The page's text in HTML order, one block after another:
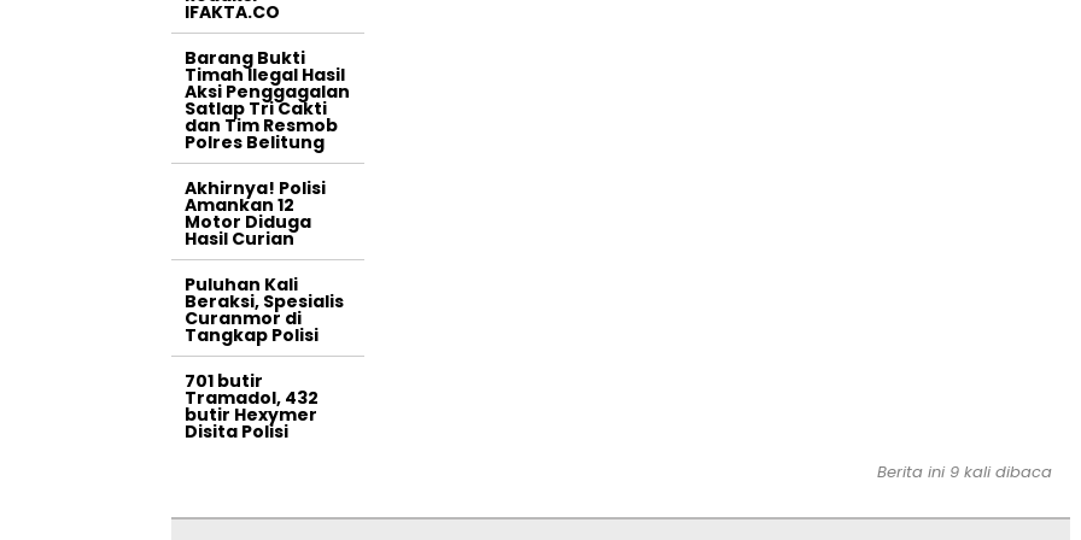
IFAKTA.CO
Barang Bukti
Timah Ilegal Hasil
Aksi Penggagalan
Satlap Tri Cakti
dan Tim Resmob
Polres Belitung
Akhirnya! Polisi
Amankan 12
Motor Diduga
Hasil Curian
Puluhan Kali
Beraksi, Spesialis
Curanmor di
Tangkap Polisi
701 butir
Tramadol, 432
butir Hexymer
Disita Polisi
Berita ini 9 kali dibaca